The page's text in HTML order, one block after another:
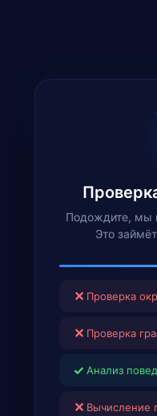
Подождите, мы
Это
✕ Проверка
✕ Проверка
✓ Анализ
✕ Вычисление